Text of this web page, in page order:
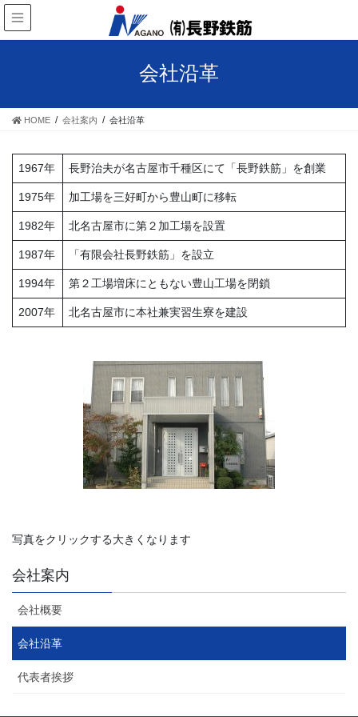
会社沿革
HOME 会社案内 会社沿革
1967年 長野治夫が名古屋市千種区にて「長野鉄筋」を創業
1975年 加工場を三好町から豊山町に移転
1982年 北名古屋市に第２加工場を設置
1987年 「有限会社長野鉄筋」を設立
1994年 第２工場増床にともない豊山工場を閉鎖
2007年 北名古屋市に本社兼実習生寮を建設
写真をクリックする大きくなります
会社案内
会社概要
会社沿革
代表者挨拶